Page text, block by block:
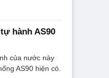
hành AS90
của nước này
AS90 hiện có.